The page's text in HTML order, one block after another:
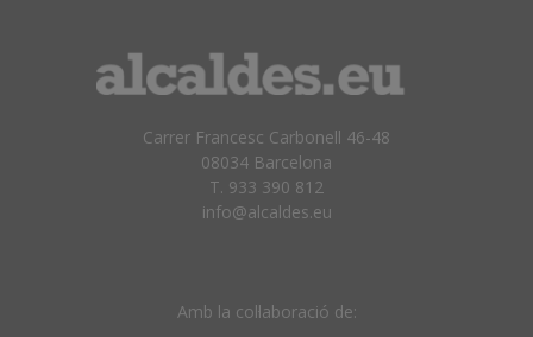
Carrer Francesc Carbonell 46-48
08034 Barcelona
T. 933 390 812
info@alcaldes.eu
Amb la col·laboració de: